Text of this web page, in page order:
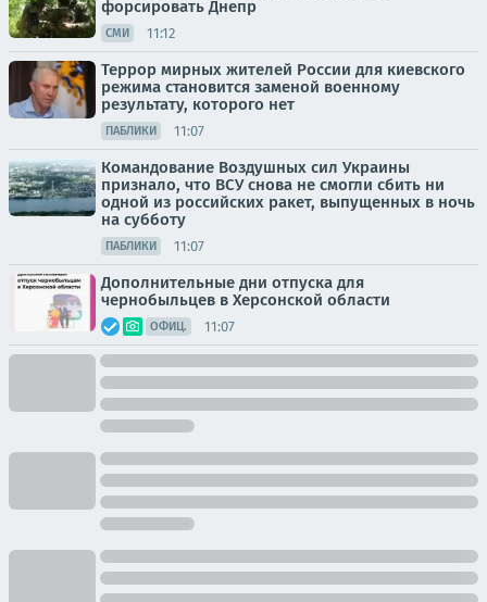
форсировать Днепр
СМИ 11:12
Террор мирных жителей России для киевского
режима становится заменой военному
результату, которого нет
ПАБЛИКИ 11:07
Командование Воздушных сил Украины
признало, что ВСУ снова не смогли сбить ни
одной из российских ракет, выпущенных в ночь
на субботу
ПАБЛИКИ 11:07
Дополнительные дни отпуска для
чернобыльцев в Херсонской области
ОФИЦ. 11:07